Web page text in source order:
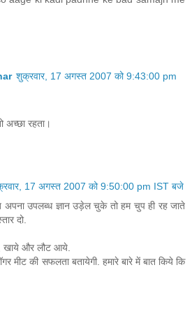
शुक्रवार, 17 अगस्त 2007 को 9:43:00 pm
अच्छा रहता।
17 अगस्त 2007 को 9:50:00 pm IST बजे
अपना उपलब्ध ज्ञान उड़ेल चुके तो हम चुप ही रह जाते
दो.
खाये और लौट आये.
मीट की सफलता बतायेगी. हमारे बारे में बात किये कि